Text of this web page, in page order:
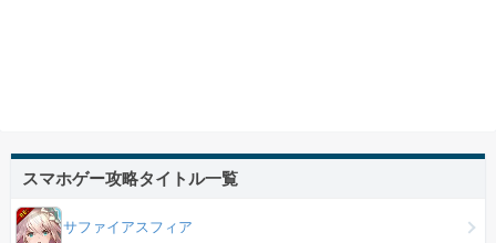
スマホゲー攻略タイトル一覧
サファイアスフィア